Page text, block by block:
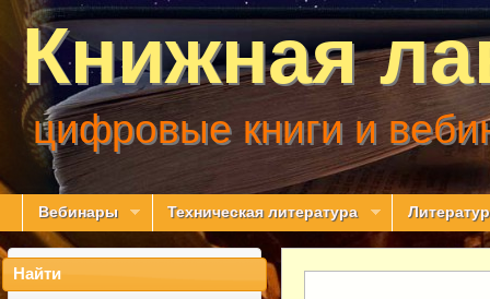
Книжная
цифровые книги и
Вебинары Техническая литература
Найти